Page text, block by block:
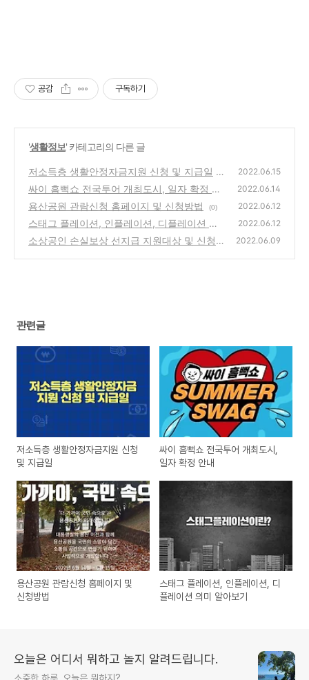
공감 구독하기
'생활정보' 카테고리의 다른 글
저소득층 생활안정자금지원 신청 및 지급일
(0)
2022.06.15
싸이 흠뻑쇼 전국투어 개최도시, 일자 확정 안
내
(1)
2022.06.14
용산공원 관람신청 홈페이지 및 신청방법 (0) 2022.06.12
스태그 플레이션, 인플레이션, 디플레이션 의
미 알아보기
(0)
2022.06.12
소상공인 손실보상 선지급 지원대상 및 신청방
2022.06.09
관련글
저소득층 생활안정자금지원 신청
및 지급일
싸이 흠뻑쇼 전국투어 개최도시,
일자 확정 안내
용산공원 관람신청 홈페이지 및
신청방법
스태그 플레이션, 인플레이션, 디
플레이션 의미 알아보기
오늘은 어디서 뭐하고 놀지 알려드립니다.